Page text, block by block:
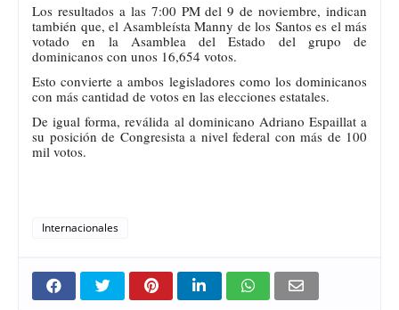
Los resultados a las 7:00 PM del 9 de noviembre, indican
también que, el Asambleísta Manny de los Santos es el más
votado en la Asamblea del Estado del grupo de
dominicanos con unos 16,654 votos.
Esto convierte a ambos legisladores como los dominicanos
con más cantidad de votos en las elecciones estatales.
De igual forma, reválida al dominicano Adriano Espaillat a
su posición de Congresista a nivel federal con más de 100
mil votos.
Internacionales